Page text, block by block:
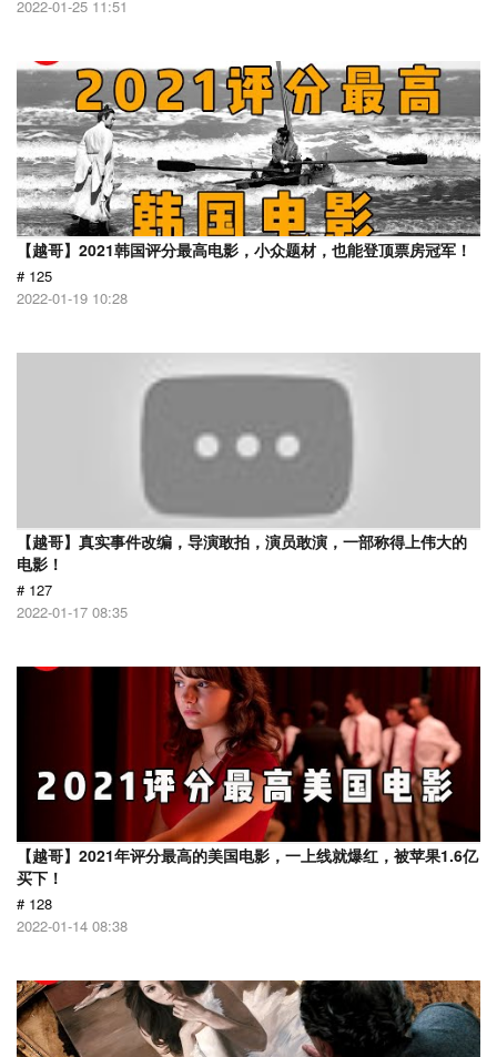
2022-01-25 11:51
【越哥】2021韩国评分最高电影，小众题材，也能登顶票房冠军！
# 125
2022-01-19 10:28
【越哥】真实事件改编，导演敢拍，演员敢演，一部称得上伟大的
电影！
# 127
2022-01-17 08:35
【越哥】2021年评分最高的美国电影，一上线就爆红，被苹果1.6亿
买下！
# 128
2022-01-14 08:38